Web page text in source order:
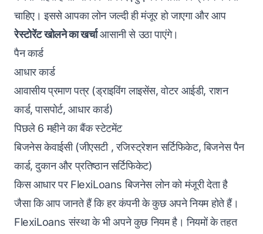
चाहिए। इससे आपका लोन जल्दी ही मंजूर हो जाएगा और आप
रेस्टोरेंट खोलने का खर्चाआसानी से उठा पाएंगे।
पैन कार्ड
आधार कार्ड
आवासीय प्रमाण पत्र (ड्राइविंग लाइसेंस, वोटर आईडी, राशन
कार्ड, पासपोर्ट, आधार कार्ड)
पिछले 6 महीने का बैंक स्टेटमेंट
बिजनेस केवाईसी (जीएसटी , रजिस्ट्रेशन सर्टिफिकेट, बिजनेस पैन
कार्ड, दुकान और प्रतिष्ठान सर्टिफिकेट)
किस आधार पर FlexiLoans बिजनेस लोन को मंजूरी देता है
जैसा कि आप जानते हैं कि हर कंपनी के कुछ अपने नियम होते हैं।
FlexiLoans संस्था के भी अपने कुछ नियम है। नियमों के तहत